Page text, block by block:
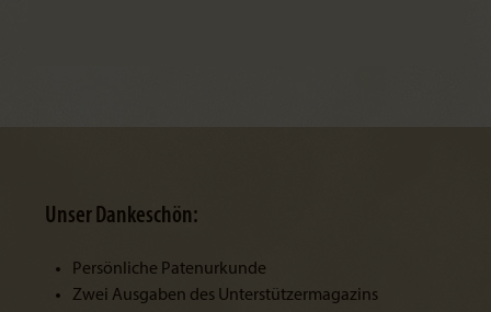
Unser Dankeschön:
Persönliche Patenurkunde
Zwei Ausgaben des Unterstützermagazins